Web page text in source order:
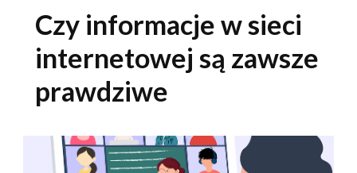
Czy informacje w sieci
internetowej są zawsze
prawdziwe